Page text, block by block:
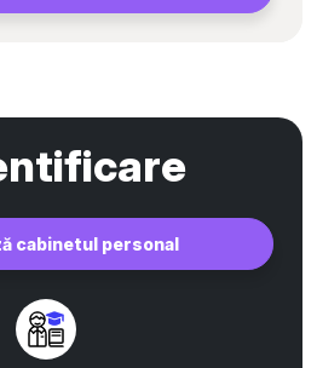
cabinetul personal